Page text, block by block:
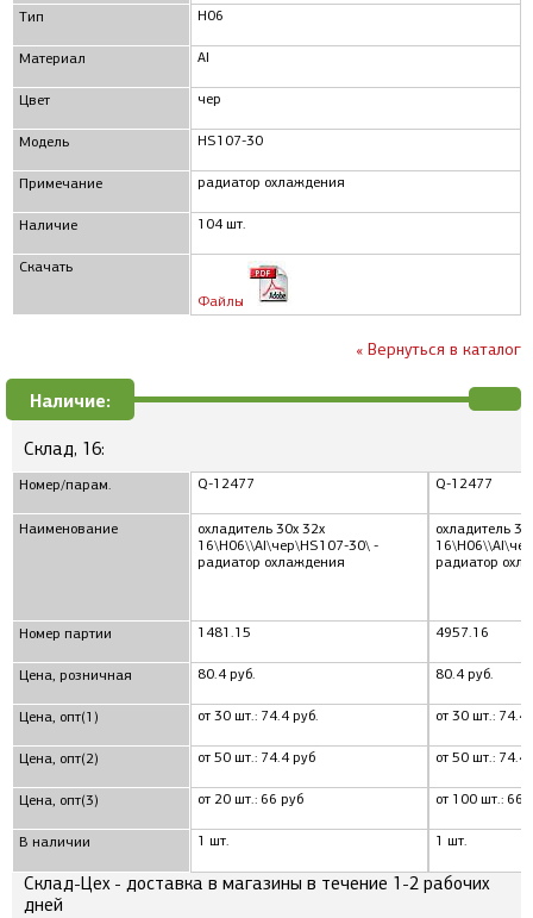
Тип
Материал
Цвет
Модель
Примечание
Наличие
Скачать
H06
Al
чер
HS107-30
радиатор охлаждения
104 шт.
Файлы
« Вернуться в каталог
Наличие:
Склад, 16:
Номер/парам.
Наименование
Номер партии
Цена, розничная
Цена, опт(1)
Цена, опт(2)
Цена, опт(3)
В наличии
Q-12477
охладитель 30x 32x
16\H06\\Al\чер\HS107-30\ -
радиатор охлаждения
1481.15
80.4 руб.
от 30 шт.: 74.4 руб.
от 50 шт.: 74.4 руб
от 20 шт.: 66 руб
1 шт.
Q-12477
охладитель
радиатор
4957.16
80.4 руб.
от 30 шт.: 74.4
от 50 шт.: 74.4
от 100 шт.: 66
1 шт.
Склад-Цех - доставка в магазины в течение 1-2 рабочих
дней